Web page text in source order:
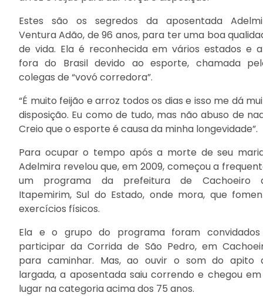
Estes são os segredos da aposentada
Ventura Adão, de 96 anos, para ter uma boa
de vida. Ela é reconhecida em vários estados e
fora do Brasil devido ao esporte, chamada
colegas de “vovó corredora”.
“É muito feijão e arroz todos os dias e isso me dá
disposição. Eu como de tudo, mas não abuso de
Creio que o esporte é causa da minha longevidade”.
Para ocupar o tempo após a morte de seu
Adelmira revelou que, em 2009, começou a
um programa da prefeitura de Cachoeiro
Itapemirim, Sul do Estado, onde mora, que
exercícios físicos.
Ela e o grupo do programa foram
participar da Corrida de São Pedro, em
para caminhar. Mas, ao ouvir o som do apito
largada, a aposentada saiu correndo e chegou em
lugar na categoria acima dos 75 anos.